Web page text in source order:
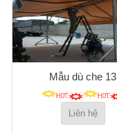
Mẫu dù che 13
Liên hệ